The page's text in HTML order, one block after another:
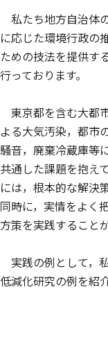
私たち地方自治体
に応じた環境行政の
ための技法を提供す
行っております。
東京都を含む大都
よる大気汚染，都市
騒音，廃棄冷蔵庫等
共通した課題を抱え
には，根本的な解決
同時に，実情をよく
方策を実践すること
実践の例として，
低減化研究の例を紹